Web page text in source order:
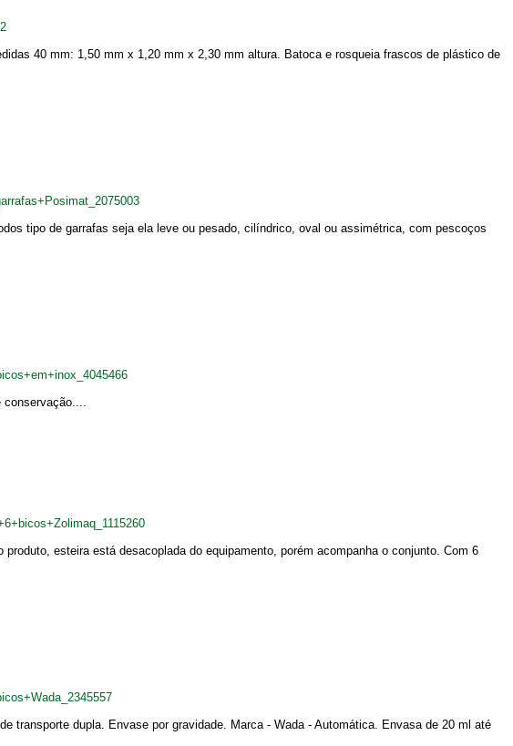
40 mm: 1,50 mm x 1,20 mm x 2,30 mm altura. Batoca e rosqueia frascos de plástico de
tipo de garrafas seja ela leve ou pesado, cilíndrico, oval ou assimétrica, com pescoços
conservação....
esteira está desacoplada do equipamento, porém acompanha o conjunto. Com 6
transporte dupla. Envase por gravidade. Marca - Wada - Automática. Envasa de 20 ml até